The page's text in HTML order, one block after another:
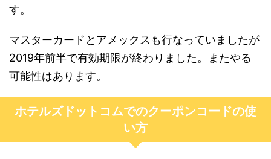
す。
マスターカードとアメックスも行なっていましたが
2019年前半で有効期限が終わりました。またやる
可能性はあります。
ホテルズドットコムでのクーポンコードの使
い方